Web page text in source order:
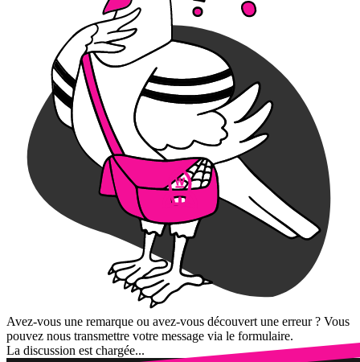
Avez-vous une remarque ou avez-vous découvert une erreur ? Vous
pouvez nous transmettre votre message via le formulaire.
La discussion est chargée...